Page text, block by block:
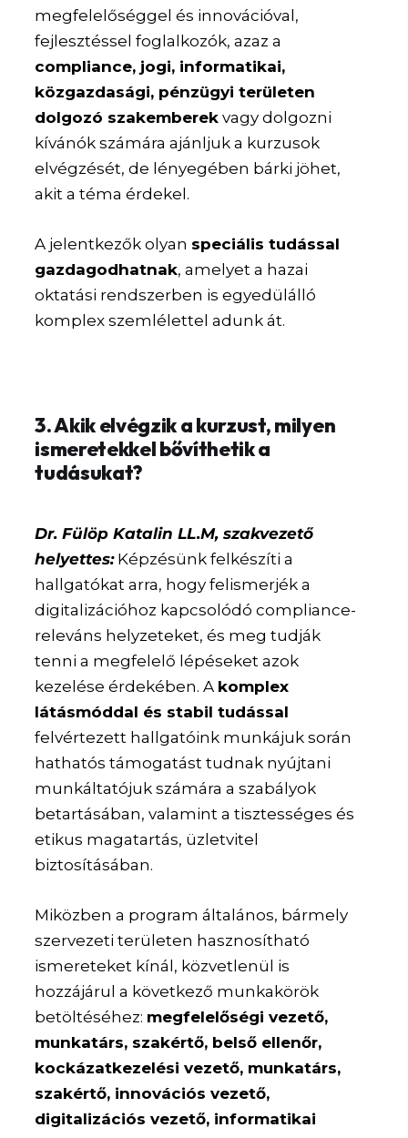
megfelelőséggel és innovációval,
fejlesztéssel foglalkozók, azaz a
compliance, jogi, informatikai,
közgazdasági, pénzügyi területen
dolgozó szakemberek vagy dolgozni
kívánók számára ajánljuk a kurzusok
elvégzését, de lényegében bárki jöhet,
akit a téma érdekel.
A jelentkezők olyan speciális tudással
gazdagodhatnak, amelyet a hazai
oktatási rendszerben is egyedülálló
komplex szemlélettel adunk át.
3. Akik elvégzik a kurzust, milyen
ismeretekkel bővíthetik a
tudásukat?
Dr. Fülöp Katalin LL.M, szakvezető
helyettes:Képzésünk felkészíti a
hallgatókat arra, hogy felismerjék a
digitalizációhoz kapcsolódó compliance-
releváns helyzeteket, és meg tudják
tenni a megfelelő lépéseket azok
kezelése érdekében. A komplex
látásmóddal és stabil tudással
felvértezett hallgatóink munkájuk során
hathatós támogatást tudnak nyújtani
munkáltatójuk számára a szabályok
betartásában, valamint a tisztességes és
etikus magatartás, üzletvitel
biztosításában.
Miközben a program általános, bármely
szervezeti területen hasznosítható
ismereteket kínál, közvetlenül is
hozzájárul a következő munkakörök
betöltéséhez: megfelelőségi vezető,
munkatárs, szakértő, belső ellenőr,
kockázatkezelési vezető, munkatárs,
szakértő, innovációs vezető,
digitalizációs vezető, informatikai